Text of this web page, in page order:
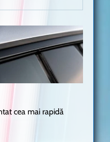
cea mai rapidă